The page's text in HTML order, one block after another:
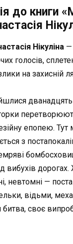
до книги
Нікуліна —
голосів,
на захисній
дванадцять
епопею. Тут
з
вибухів
невтомні —
відьми,
своє